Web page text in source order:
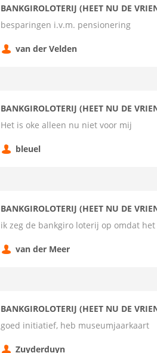
BANKGIROLOTERIJ (HEET NU DE
besparingen i.v.m. pensionering
van der Velden
BANKGIROLOTERIJ (HEET NU DE
Het is oke alleen nu niet voor mij
bleuel
BANKGIROLOTERIJ (HEET NU DE
ik zeg de bankgiro loterij op omdat
van der Meer
BANKGIROLOTERIJ (HEET NU DE
goed initiatief, heb museumjaarkaart
Zuyderduyn